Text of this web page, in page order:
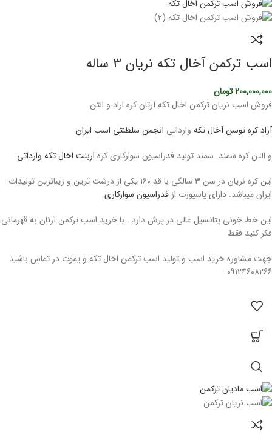
اسب ترکمن آخال تکه نریان 3 ساله
200,000,000تومان
فروش اسب نریان ترکمن اخال تکه آرتان کره اراد و التن
آراد کره توسنآخال تکه وارداتی انجمن سلطنتی اسب ایران
و التن کره سمند. سمند تولید فدراسیون سوارکاری کره اربنت اخال تکه وارداتی
این کره نریان در سن 3 سالگی با قد 160 یکی از درشت ترین و زیباترین تولیدات
ایران میباشد. دارای پاسپورت از فدراسیون سوارکاری
این خط خونی پتانسیل عالی در پرش دارد . با خرید اسب ترکمن آرتان به قهرمانی
فکر کنید فقط
جهت مشاوره خرید اسب و تولید اسب ترکمن اخال تکه و یموت در تماس باشید
09124608266